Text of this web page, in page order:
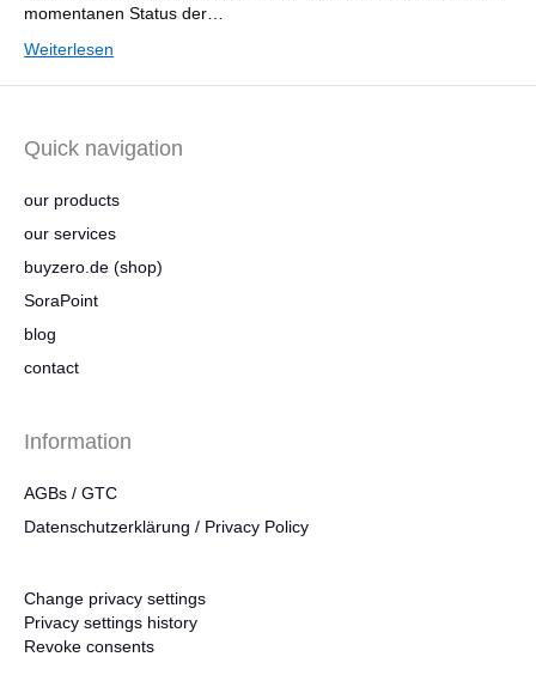
momentanen Status der…
Weiterlesen
Quick navigation
our products
our services
buyzero.de (shop)
SoraPoint
blog
contact
Information
AGBs / GTC
Datenschutzerklärung / Privacy Policy
Change privacy settings
Privacy settings history
Revoke consents